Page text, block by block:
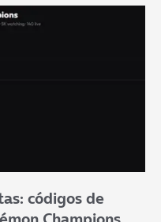
códigos de